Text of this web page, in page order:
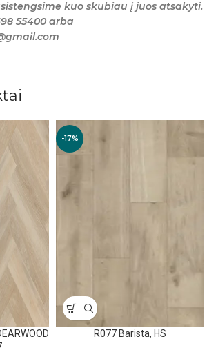
kuo skubiau į juos atsakyti.
55400 arba
-17%
R077 Barista, HS